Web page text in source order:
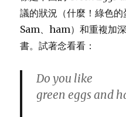
議的狀況（什麼！綠色的
Sam、ham）和重複加
書。試著念看看：
Do you like
green eggs and